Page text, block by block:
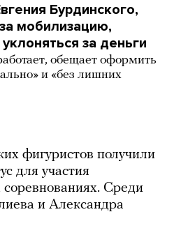
Бурдинского,
мобилизацию,
за деньги
обещает оформить
и «без лишних
фигуристов получили
для участия
Среди
и Александра